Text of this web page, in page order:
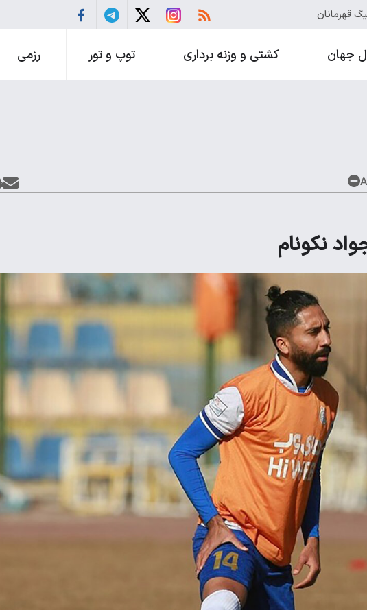
قهرمانان
جهان کشتی و وزنه برداری توپ و تور رزمی
A
نکونام